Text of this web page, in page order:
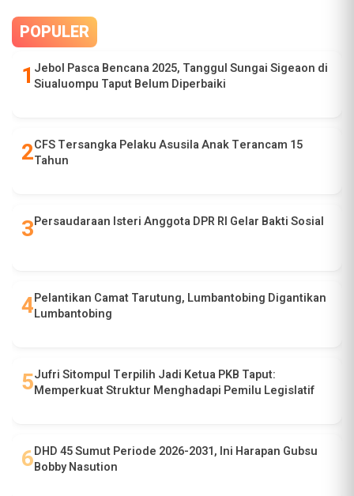
POPULER
Jebol Pasca Bencana 2025, Tanggul Sungai Sigeaon di
Siualuompu Taput Belum Diperbaiki
CFS Tersangka Pelaku Asusila Anak Terancam 15
Tahun
Persaudaraan Isteri Anggota DPR RI Gelar Bakti Sosial
Pelantikan Camat Tarutung, Lumbantobing Digantikan
Lumbantobing
Jufri Sitompul Terpilih Jadi Ketua PKB Taput:
Memperkuat Struktur Menghadapi Pemilu Legislatif
DHD 45 Sumut Periode 2026-2031, Ini Harapan Gubsu
Bobby Nasution